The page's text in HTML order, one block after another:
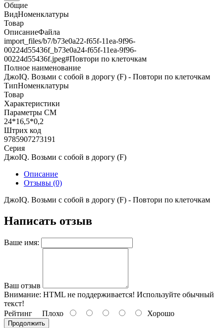
Общие
ВидНоменклатуры
Товар
ОписаниеФайла
import_files/b7/b73e0a22-f65f-11ea-9f96-
00224d55436f_b73e0a24-f65f-11ea-9f96-
00224d55436f.jpeg#Повтори по клеточкам
Полное наименование
ДжоIQ. Возьми с собой в дорогу (F) - Повтори по клеточкам
ТипНоменклатуры
Товар
Характеристики
Параметры СМ
24*16,5*0,2
Штрих код
9785907273191
Серия
ДжоIQ. Возьми с собой в дорогу (F)
Описание
Отзывы (0)
ДжоIQ. Возьми с собой в дорогу (F) - Повтори по клеточкам
Написать отзыв
Ваше имя:
Ваш отзыв
Внимание: HTML не поддерживается! Используйте обычный
текст!
Рейтинг Плохо Хорошо
Продолжить